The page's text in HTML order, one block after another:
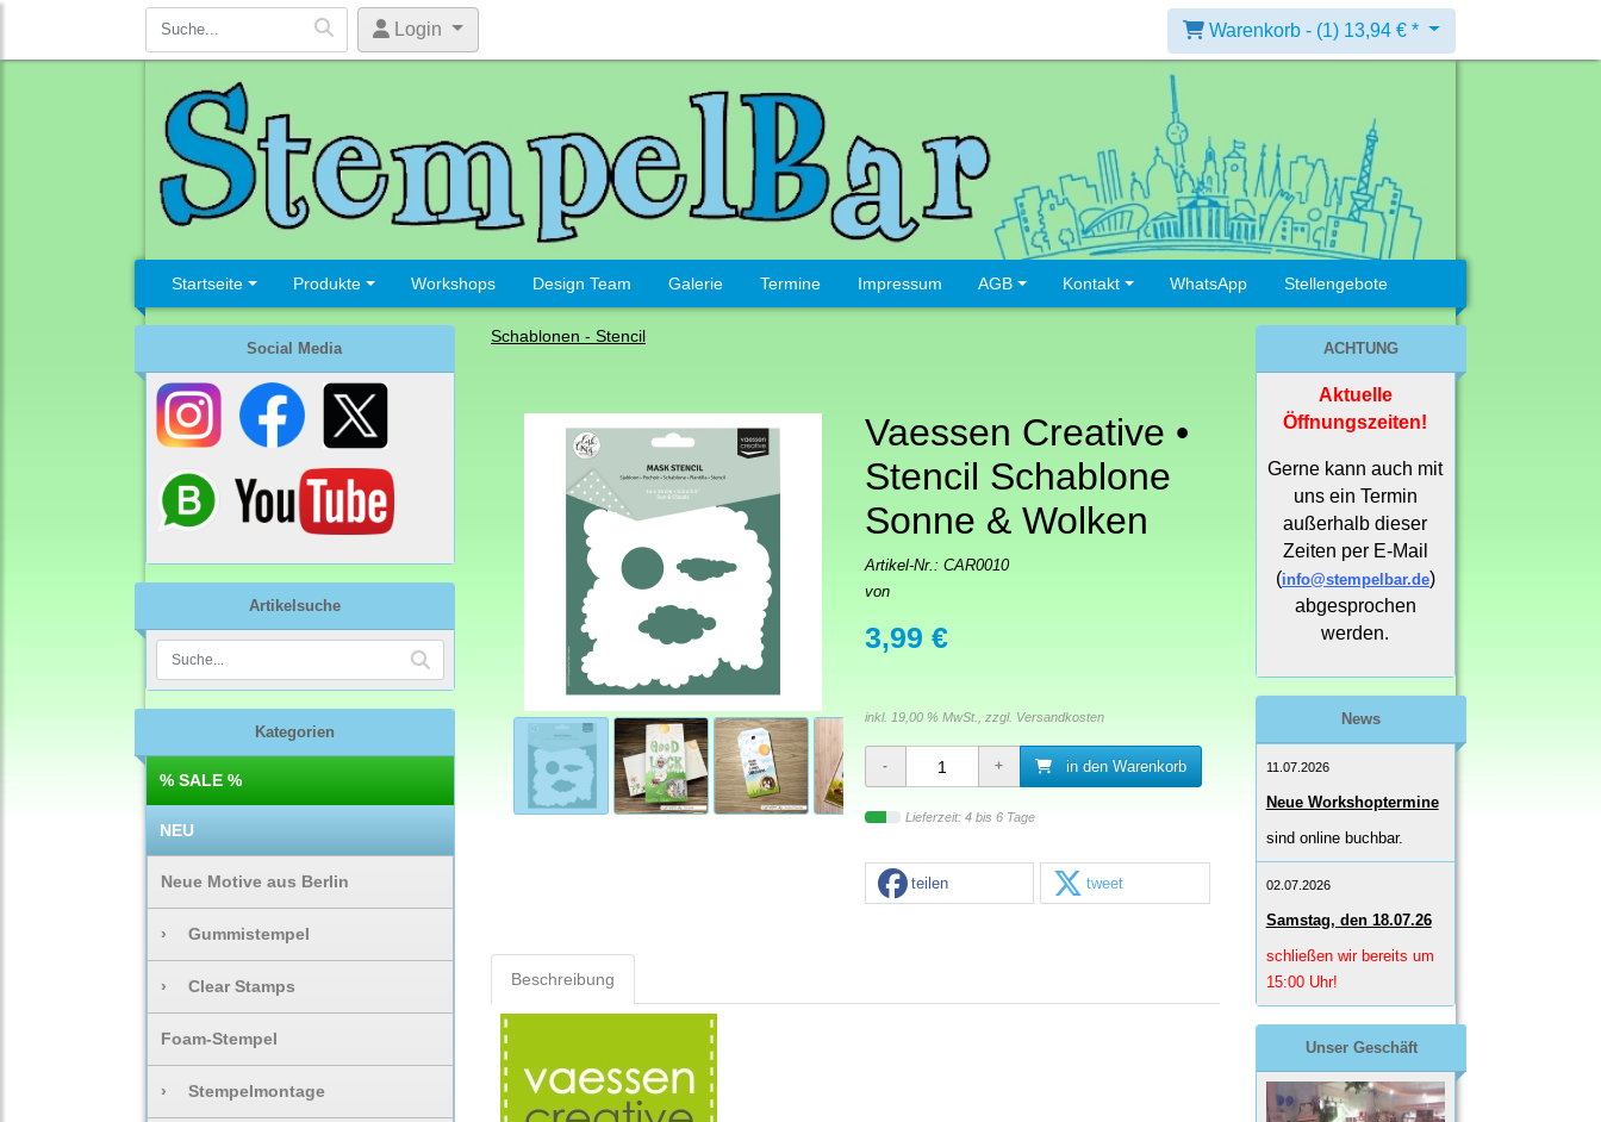
Login Warenkorb - (1) 13,94 € *
Startseite Produkte Workshops Design Team Galerie Termine Impressum AGB Kontakt WhatsApp Stellengebote
Social Media
Artikelsuche
Kategorien
% SALE %
NEU
Neue Motive aus Berlin
› Gummistempel
› Clear Stamps
Foam-Stempel
› Stempelmontage
Schablonen - Stencil
Vaessen Creative •
Stencil Schablone
Sonne & Wolken
Artikel-Nr.: CAR0010
von
3,99 €
inkl. 19,00 % MwSt., zzgl. Versandkosten
in den Warenkorb
Lieferzeit: 4 bis 6 Tage
teilen tweet
Beschreibung
ACHTUNG
Aktuelle
Öffnungszeiten!
Gerne kann auch mit
uns ein Termin
außerhalb dieser
Zeiten per E-Mail
(info@stempelbar.de)
abgesprochen
werden.
News
11.07.2026
Neue Workshoptermine
sind online buchbar.
02.07.2026
Samstag, den 18.07.26
schließen wir bereits um
15:00 Uhr!
Unser Geschäft